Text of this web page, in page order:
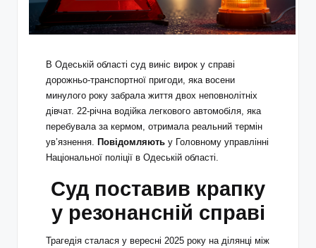
В Одеській області суд виніс вирок у справі
дорожньо-транспортної пригоди, яка восени
минулого року забрала життя двох неповнолітніх
дівчат. 22-річна водійка легкового автомобіля, яка
перебувала за кермом, отримала реальний термін
ув’язнення. Повідомляють у Головному управлінні
Національної поліції в Одеській області.
Суд поставив крапку
у резонансній справі
Трагедія сталася у вересні 2025 року на ділянці між